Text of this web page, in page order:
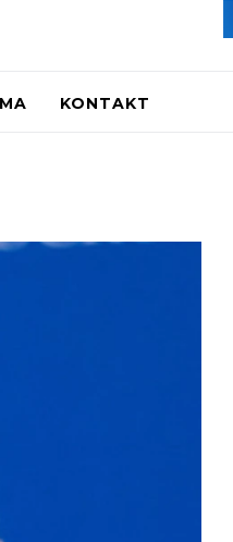
KONTAKT